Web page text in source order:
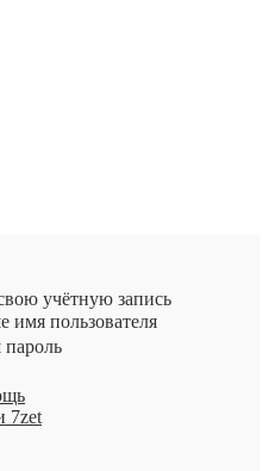
учётную запись
имя пользователя
7zet